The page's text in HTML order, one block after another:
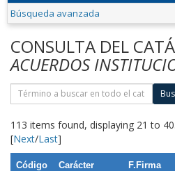
Búsqueda avanzada
CONSULTA DEL
ACUERDOS
113 items found, displaying 21 to 40.
[Next/Last]
Código Carácter F.Firma